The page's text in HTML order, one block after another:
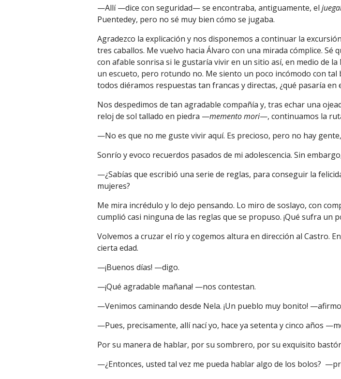
—Allí —dice con seguridad— se encontraba, antiguamente,elj
Puentedey, pero no sé muy bien cómo se jugaba.
Agradezco la explicación y nos disponemos a continuar la
tres caballos. Me vuelvo hacia Álvaro con una mirada cómplice.
con afable sonrisasi le gustaría vivir en un sitio así, en medio de
un escueto, pero rotundo no. Me siento un poco incómodo contal
todos diéramos respuestas tan francas y directas, ¿qué pasaría en
Nos despedimos de tan agradable compañía y, tras echar una
reloj de sol tallado en piedra —memento mori—, continuamos la
—No es que no me guste vivir aquí. Es precioso, pero no hay
Sonrío y evoco recuerdos pasados de mi adolescencia. Sin
—¿Sabías que escribió una serie de reglas, para conseguir la
mujeres?
Me mira incrédulo y lo dejo pensando. Lo miro de soslayo, con
cumplió casi ninguna de las reglas que se propuso. ¡Qué sufra un
Volvemos a cruzar el río y cogemos altura en dirección al Castro.
cierta edad.
—¡Buenos días! —digo.
—¡Qué agradable mañana! —nos contestan.
—Venimos caminando desde Nela.¡Un pueblo muy bonito!
—Pues, precisamente, allí nací yo, hace ya setenta y cinco años
Por su manera de hablar, por su sombrero, por su exquisito
—¿Entonces, usted tal vez me pueda hablar algo de los bolos?